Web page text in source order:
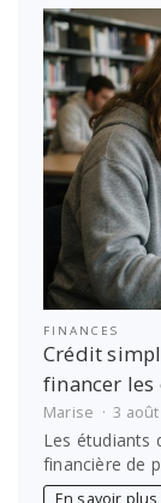
FINANCES
Crédit
financer
Marise 3
Les étudiants
financière de